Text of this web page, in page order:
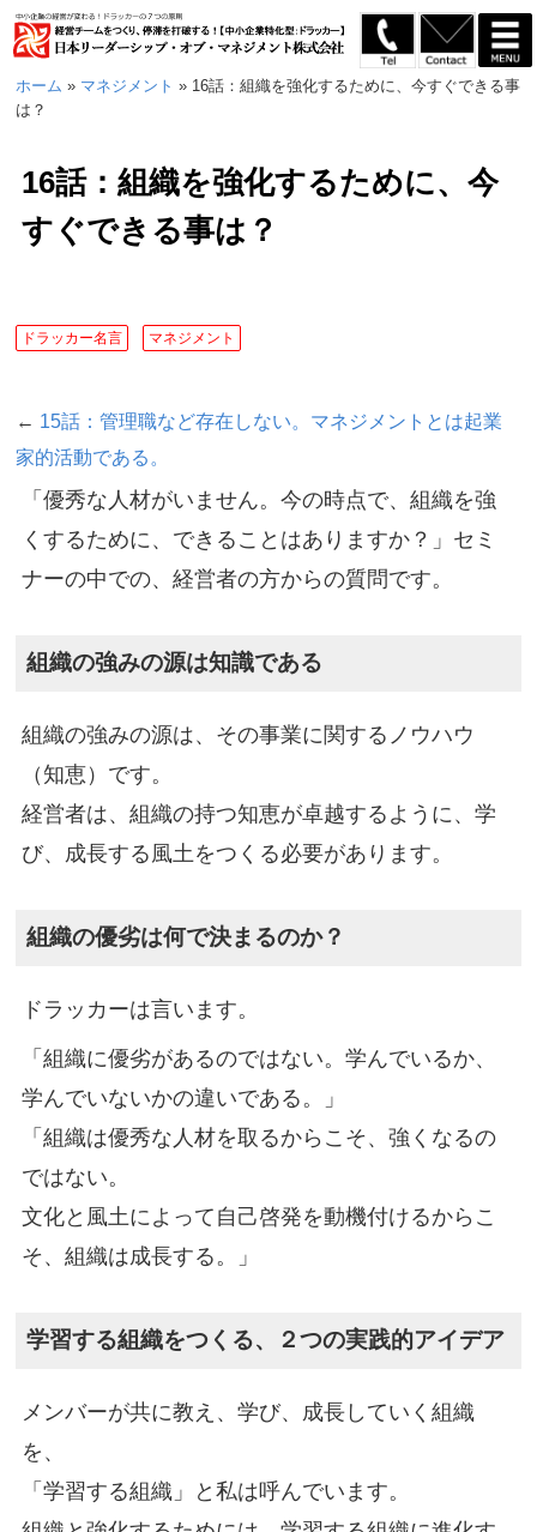
ホーム » マネジメント » 16話：組織を強化するために、今すぐできる事
は？
16話：組織を強化するために、今
すぐできる事は？
ドラッカー名言 マネジメント
← 15話：管理職など存在しない。マネジメントとは起業
家的活動である。
「優秀な人材がいません。今の時点で、組織を強
くするために、できることはありますか？」セミ
ナーの中での、経営者の方からの質問です。
組織の強みの源は知識である
組織の強みの源は、その事業に関するノウハウ
（知恵）です。
経営者は、組織の持つ知恵が卓越するように、学
び、成長する風土をつくる必要があります。
組織の優劣は何で決まるのか？
ドラッカーは言います。
「組織に優劣があるのではない。学んでいるか、
学んでいないかの違いである。」
「組織は優秀な人材を取るからこそ、強くなるの
ではない。
文化と風土によって自己啓発を動機付けるからこ
そ、組織は成長する。」
学習する組織をつくる、２つの実践的アイデア
メンバーが共に教え、学び、成長していく組織
を、
「学習する組織」と私は呼んでいます。